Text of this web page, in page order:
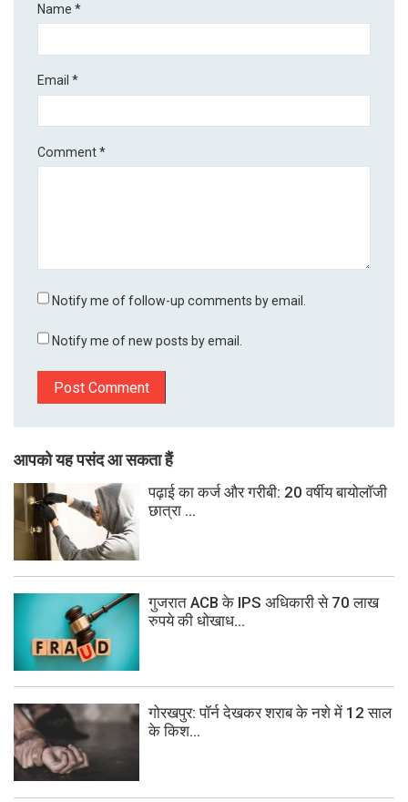
Name*
Email*
Comment*
Notify me of follow-up comments by email.
Notify me of new posts by email.
आपको यह पसंद आ सकता हैं
पढ़ाई का कर्ज और गरीबी: 20 वर्षीय बायोलॉजी
छात्रा ...
गुजरात ACB के IPS अधिकारी से 70 लाख
रुपये की धोखाध...
गोरखपुर: पॉर्न देखकर शराब के नशे में 12 साल
के किश...